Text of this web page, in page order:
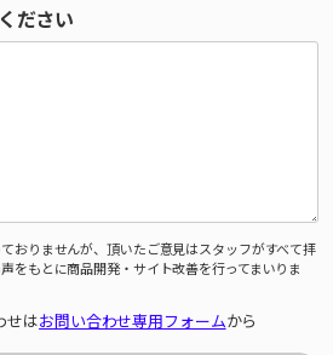
ださい
おりませんが、頂いたご意見はスタッフがすべて拝
をもとに商品開発・サイト改善を行ってまいりま
せはお問い合わせ専用フォームから